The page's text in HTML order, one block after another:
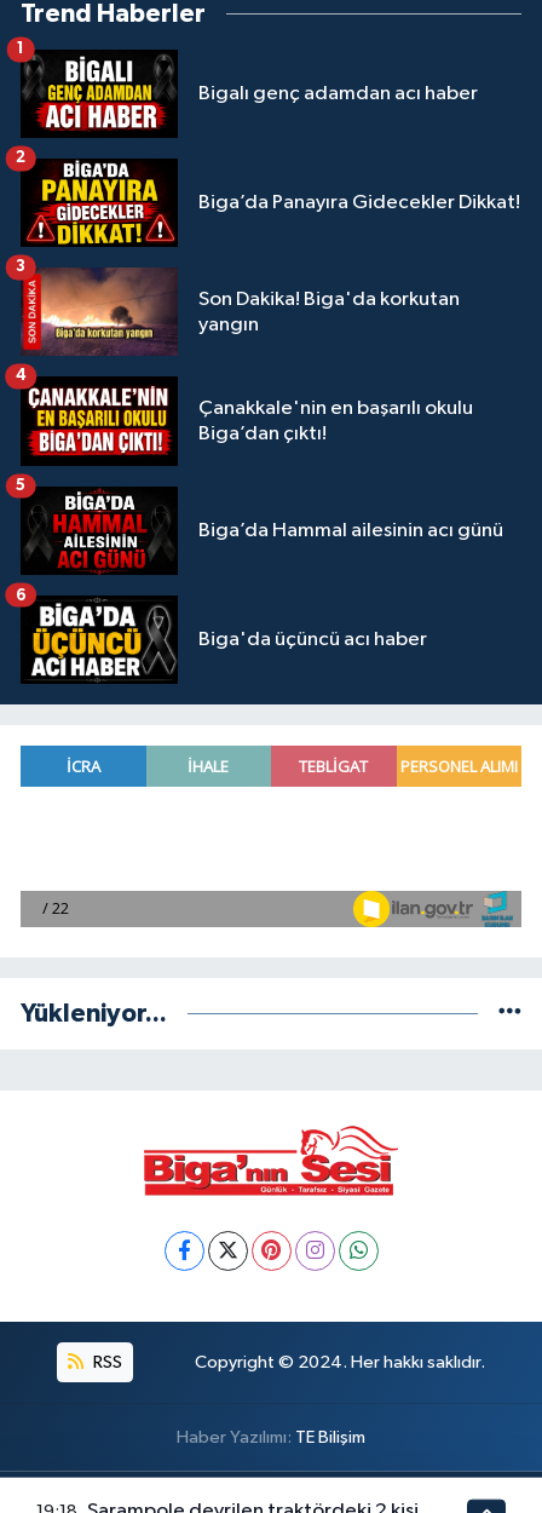
Trend Haberler
Bigalı genç adamdan acı haber
1
Biga’da Panayıra Gidecekler Dikkat!
2
Son Dakika! Biga'da korkutan
yangın
3
Çanakkale'nin en başarılı okulu
Biga’dan çıktı!
4
Biga’da Hammal ailesinin acı günü
5
Biga'da üçüncü acı haber
6
Yükleniyor...
RSS Copyright © 2024. Her hakkı saklıdır.
Haber Yazılımı: TE Bilişim